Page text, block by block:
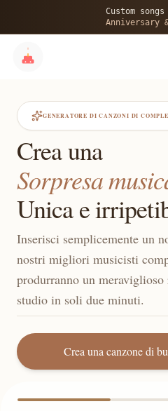
Custom
Anniversary
GENERATORE DI CANZONI DI
Crea una
Sorpresa
Unica e
Inserisci semplicemente un
nostri migliori musicisti
produrranno un
studio in soli due minuti.
Crea una canzone di